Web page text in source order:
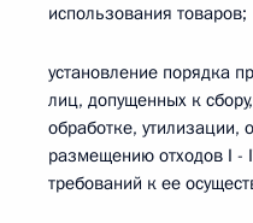
использования товаров;
установление порядка
лиц, допущенных к
обработке, утилизации,
размещению отходов I -
требований к ее